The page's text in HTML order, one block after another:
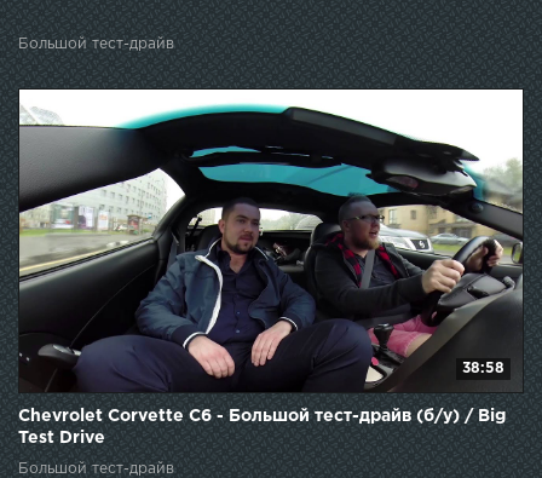
Большой тест-драйв
38:58
Chevrolet Corvette C6 - Большой тест-драйв (б/у) / Big
Test Drive
Большой тест-драйв